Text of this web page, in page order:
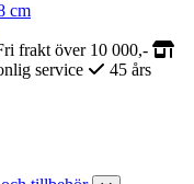
cm
frakt över 10 000,-
service
45 års